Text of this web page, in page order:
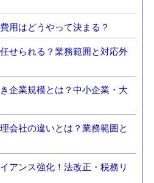
用はどうやって決まる？
せられる？業務範囲と対応外
企業規模とは？中小企業・大
会社の違いとは？業務範囲と
アンス強化！法改正・税務リ